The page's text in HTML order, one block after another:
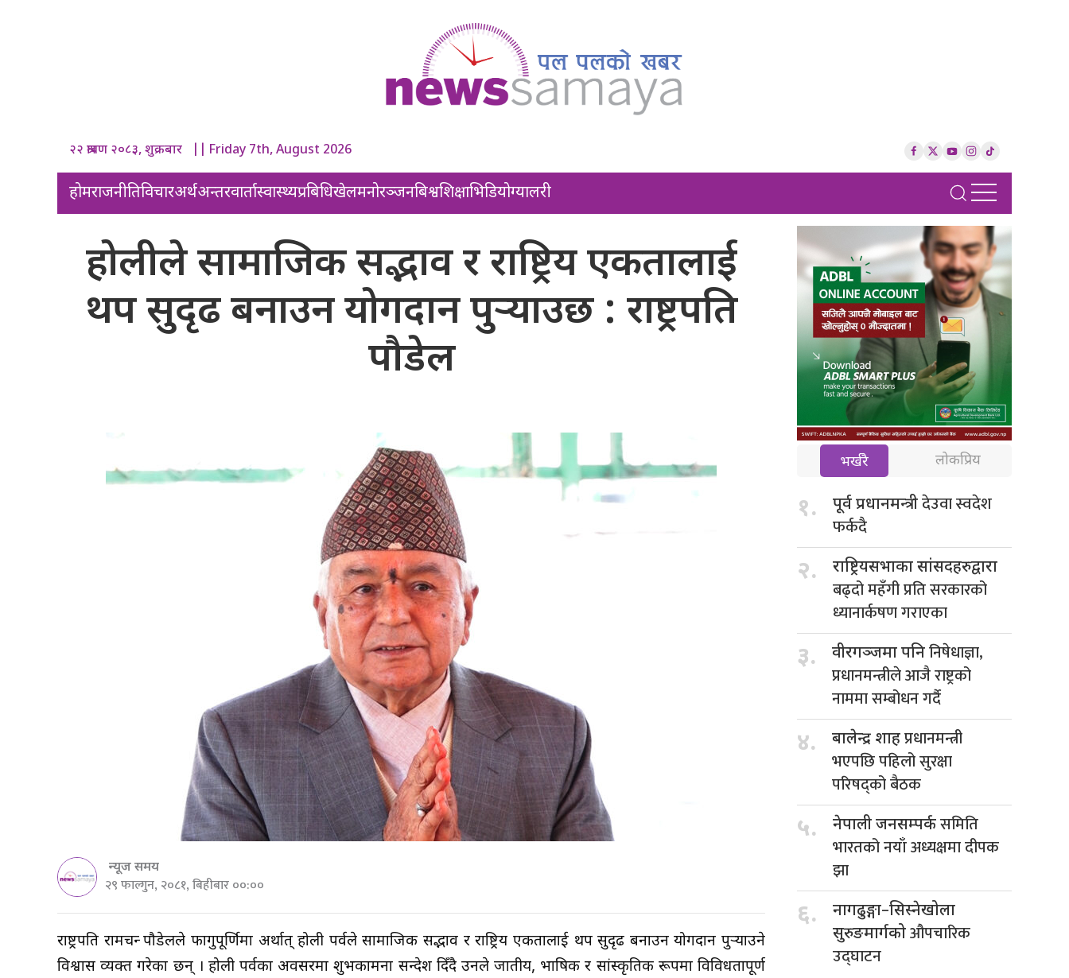
२२ श्रावण २०८३, शुक्रबार || Friday 7th, August 2026
होमराजनीतिविचारअर्थअन्तरवार्तास्वास्थ्यप्रबिधिखेलमनोरञ्जनबिश्वशिक्षाभिडियोग्यालरी
होलीले सामाजिक सद्भाव र राष्ट्रिय एकतालाई
थप सुदृढ बनाउन योगदान पुर्‍याउछ : राष्ट्रपति
पौडेल
न्यूज समय
२९ फाल्गुन, २०८१, बिहीबार ००:००
राष्ट्रपति रामचन्द्र पौडेलले फागुपूर्णिमा अर्थात् होली पर्वले सामाजिक सद्भाव र राष्ट्रिय एकतालाई थप सुदृढ बनाउन योगदान पुर्‍याउने
विश्वास व्यक्त गरेका छन् । होली पर्वका अवसरमा शुभकामना सन्देश दिँदै उनले जातीय, भाषिक र सांस्कृतिक रूपमा विविधतापूर्ण
भर्खरै लोकप्रिय
१. पूर्व प्रधानमन्त्रीदेउवा स्वदेश
फर्कदै
२. राष्ट्रियसभाका सांसदहरुद्वारा
बढ्दो महँगी प्रति सरकारको
ध्यानार्कषण गराएका
३. वीरगञ्जमा पनिनिषेधाज्ञा,
प्रधानमन्त्रीले आजै राष्ट्रको
नाममा सम्बोधन गर्दै
४. बालेन्द्र शाहप्रधानमन्त्री
भएपछि पहिलो सुरक्षा
परिषद्को बैठक
५. नेपाली जनसम्पर्कसमिति
भारतको नयाँ अध्यक्षमा दीपक
झा
६.
नागढुङ्गा–सिस्नेखोला
सुरुङमार्गकोऔपचारिक
उद्घाटन